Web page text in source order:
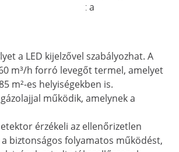
hőmérsékletet a
a LED kijelzővel szabályozhat. A
m³/h forró levegőt termel, amelyet
m²-es helyiségekben is.
működik, amelynek a
érzékeli az ellenőrizetlen
biztonságos folyamatos működést,